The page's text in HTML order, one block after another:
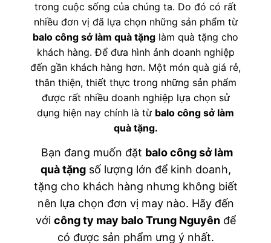
trong cuộc sống của chúng ta. Do đó có rất
nhiều đơn vị đã lựa chọn những sản phẩm từ
balo công sở làm quà tặng làm quà tặng cho
khách hàng. Để đưa hình ảnh doanh nghiệp
đến gần khách hàng hơn. Một món quà giá rẻ,
thân thiện, thiết thực trong những sản phẩm
được rất nhiều doanh nghiệp lựa chọn sử
dụng hiện nay chính là từ balo công sở làm
quà tặng.
Bạn đang muốn đặt balo công sở làm
quà tặngsố lượng lớn để kinh doanh,
tặng cho khách hàng nhưng không biết
nên lựa chọn đơn vị may nào. Hãy đến
với công ty may balo Trung Nguyênđể
có được sản phẩm ưng ý nhất.